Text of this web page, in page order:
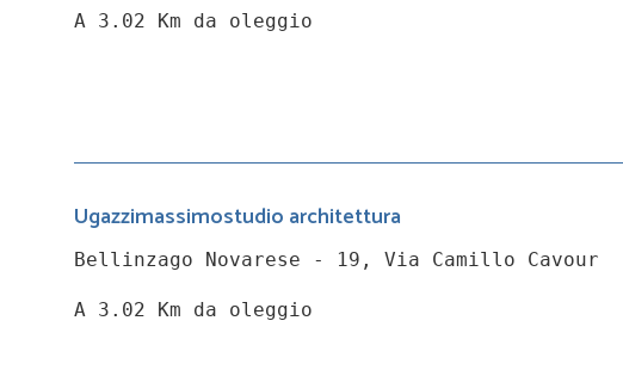
A 3.02 Km da oleggio
Ugazzimassimostudio architettura
Bellinzago Novarese - 19, Via Camillo Cavour
A 3.02 Km da oleggio